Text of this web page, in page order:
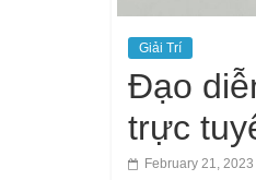
Giải Trí
Đạo
trực
February 21, 2023